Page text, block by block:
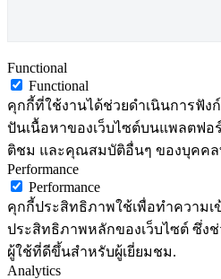
Functional
Functional
คุกกี้ที่ใช้งานได้ช่วยดำเนินการฟัง
ปันเนื้อหาของเว็บไซต์บนแพลตฟอ
ติชม และคุณสมบัติอื่นๆ ของบุคคล
Performance
Performance
คุกกี้ประสิทธิภาพใช้เพื่อทำความเ
ประสิทธิภาพหลักของเว็บไซต์ ซึ่ง
ผู้ใช้ที่ดีขึ้นสำหรับผู้เยี่ยมชม.
Analytics